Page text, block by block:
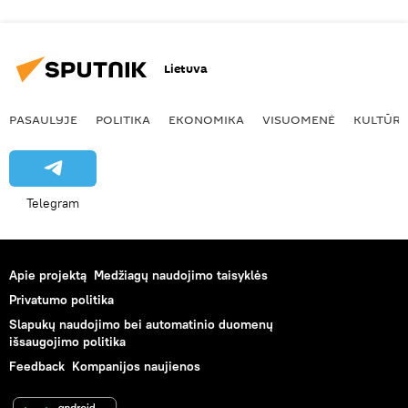
Lietuva
PASAULYJE POLITIKA EKONOMIKA VISUOMENĖ KULTŪRA
Telegram
Apie projektą Medžiagų naudojimo taisyklės
Privatumo politika
Slapukų naudojimo bei automatinio duomenų
išsaugojimo politika
Feedback Kompanijos naujienos